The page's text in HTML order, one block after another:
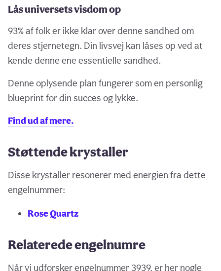
Lås universets visdom op
93% af folk er ikke klar over denne sandhed om
deres stjernetegn. Din livsvej kan låses op ved at
kende denne ene essentielle sandhed.
Denne oplysende plan fungerer som en personlig
blueprint for din succes og lykke.
Find ud af mere.
Støttende krystaller
Disse krystaller resonerer med energien fra dette
engelnummer:
Rose Quartz
Relaterede engelnumre
Når vi udforsker engelnummer 3939, er her nogle